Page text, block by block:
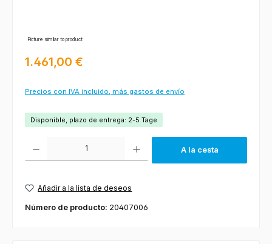
Picture similar to product
Precio normal:
1.461,00 €
Precios con IVA incluido, más gastos de envío
Disponible, plazo de entrega: 2-5 Tage
Cantidad del producto: introduce la cantidad deseada o usa los
A la cesta
Añadir a la lista de deseos
Número de producto: 20407006